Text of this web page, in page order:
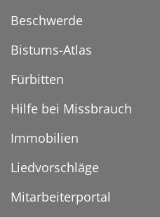
Beschwerde
Bistums-Atlas
Fürbitten
Hilfe bei Missbrauch
Immobilien
Liedvorschläge
Mitarbeiterportal